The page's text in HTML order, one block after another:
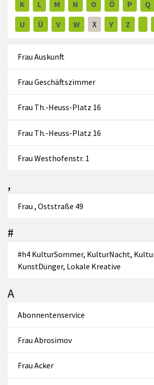
K
L M N O Ö P Q
U
Ü V W X Y Z
Frau Auskunft
Frau Geschäftszimmer
Frau Th.-Heuss-Platz 16
Frau Th.-Heuss-Platz 16
Frau Westhofenstr. 1
,
Frau , Oststraße 49
#
#h4 KulturSommer, KulturNacht,
KunstDünger, Lokale Kreative
A
Abonnentenservice
Frau Abrosimov
Frau Acker